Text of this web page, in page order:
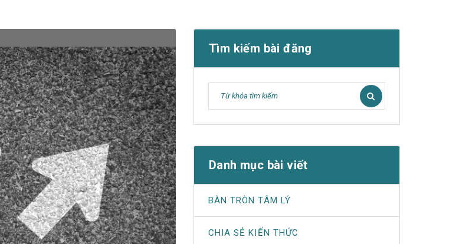
Tìm kiếm bài đăng
Danh mục bài viết
BÀN TRÒN TÂM LÝ
CHIA SẺ KIẾN THỨC